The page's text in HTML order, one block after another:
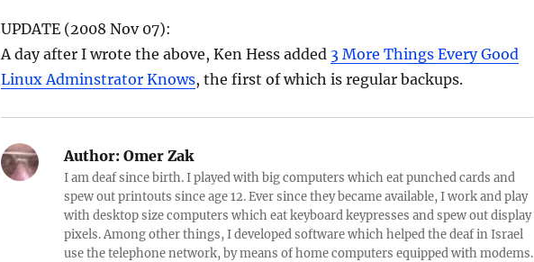
UPDATE (2008 Nov 07):
A day after I wrote the above, Ken Hess added 3 More Things Every Good
Linux Adminstrator Knows, the first of which is regular backups.
Author:Omer Zak
I am deaf since birth. I played with big computers which eat punched cards and
spew out printouts since age 12. Ever since they became available, I work and play
with desktop size computers which eat keyboard keypresses and spew out display
pixels. Among other things, I developed software which helped the deaf in Israel
use the telephone network, by means of home computers equipped with modems.